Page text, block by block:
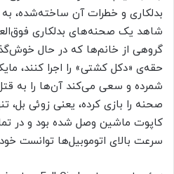
بدلکاری و خطرات آن ساخته‌شده،
شاهد یک صحنه‌های بدلکاری
گروهی از خانم‌ها که در حال
حقه‌ی «دکل کشتی» را اجرا کنند،
شمرده و سعی می‌کند آن‌ها را به
صحنه را بازی کرده، یعنی زوئی بل،
کاپوت ماشین وصل شده بود و در
سرعت بالای اتوموبیل‌ها توانست